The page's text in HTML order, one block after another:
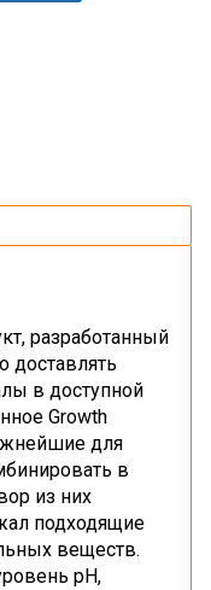
разработанный
доставлять
в доступной
Growth
для
в
из них
подходящие
веществ.
рН,